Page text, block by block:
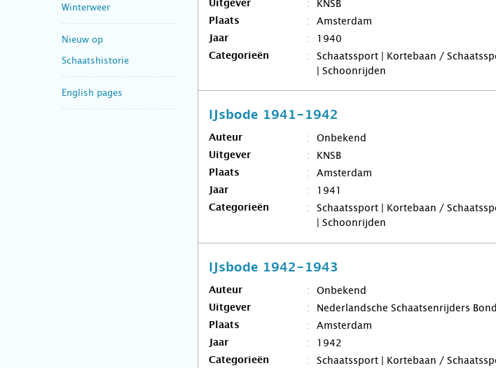
Winterweer
Nieuw op
Schaatshistorie
English pages
Uitgever KNSB
Plaats Amsterdam
Jaar 1940
Categorieën
Schaatssport | Kortebaan /
| Schoonrijden
IJsbode 1941-1942
Auteur Onbekend
Uitgever KNSB
Plaats Amsterdam
Jaar 1941
Categorieën
Schaatssport | Kortebaan /
| Schoonrijden
IJsbode 1942-1943
Auteur Onbekend
Uitgever Nederlandsche Schaatsenrijders Bond
Plaats Amsterdam
Jaar 1942
Categorieën
Schaatssport | Kortebaan /